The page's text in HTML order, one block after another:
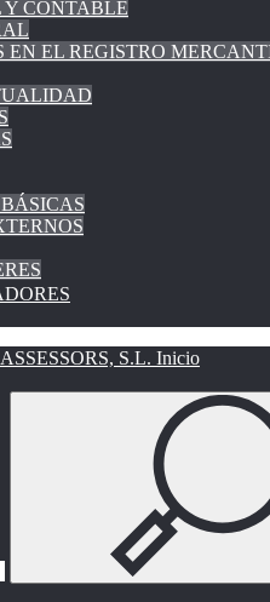
Y CONTABLE
EN EL REGISTRO
Inicio